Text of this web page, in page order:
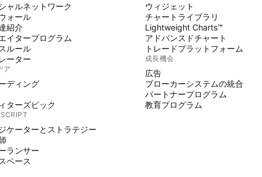
ャルネットワーク
ォール
紹介
イタープログラム
ルール
ーター
ア
ディング
ターズピック
ケーターとストラテジー
ランサー
ペース
ウィジェット
チャートライブラリ
Lightweight Charts™
アドバンスドチャート
トレードプラットフォーム
成長機会
広告
ブローカーシステムの統合
パートナープログラム
教育プログラム